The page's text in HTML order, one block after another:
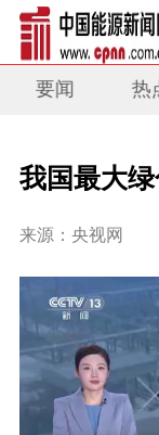
要闻 热
我国最大
来源：央视网